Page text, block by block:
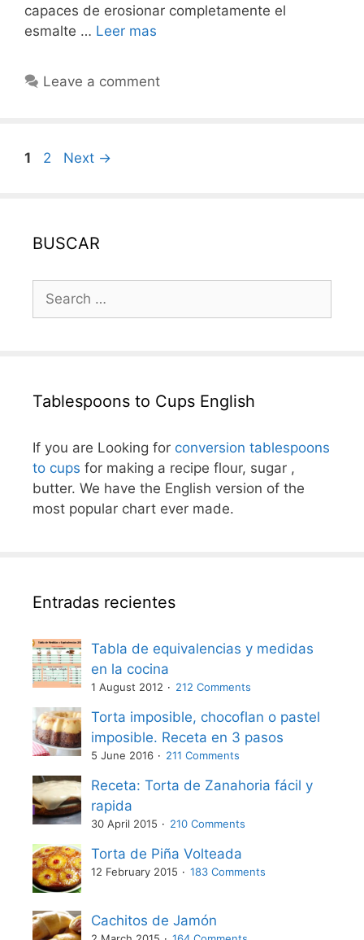
capaces de erosionar completamente el
esmalte … Leer mas
Leave a comment
Post
Page
1 Page
2 Next →
BUSCAR
Search
for:
Tablespoons to Cups English
If you are Looking for conversion tablespoons
to cups for making a recipe flour, sugar ,
butter. We have the English version of the
most popular chart ever made.
Entradas recientes
Tabla de equivalencias y medidas
en la cocina
1 August 2012 212 Comments
Torta imposible, chocoflan o pastel
imposible. Receta en 3 pasos
5 June 2016 211 Comments
Receta: Torta de Zanahoria fácil y
rapida
30 April 2015 210 Comments
Torta de Piña Volteada
12 February 2015 183 Comments
Cachitos de Jamón